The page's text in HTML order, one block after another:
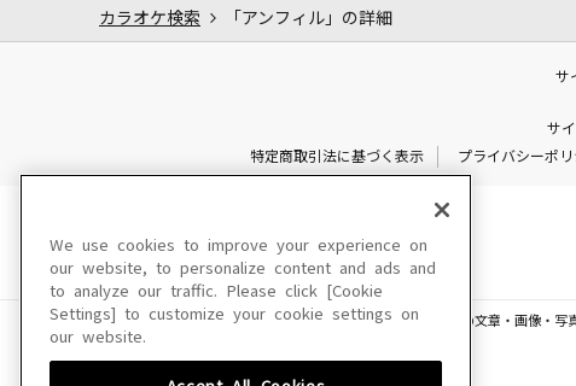
カラオケ検索 「アンフィル」の詳細
サ
サ
特定商取引法に基づく表示
プライバシーポリ
このサイトに掲載されている一切の文章・画像・
We use cookies to improve your experience on
our website, to personalize content and ads and
to analyze our traffic. Please click [Cookie
Settings] to customize your cookie settings on
our website.